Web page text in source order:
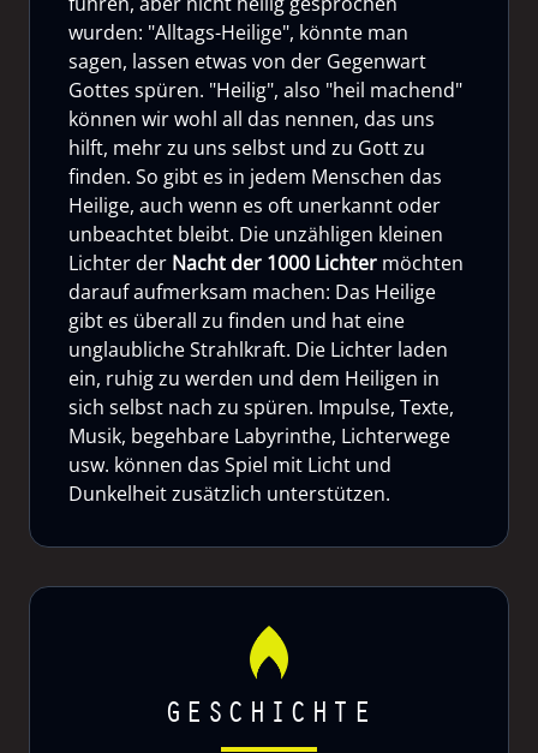
wurden: "Alltags-Heilige", könnte man
sagen, lassen etwas von der Gegenwart
Gottes spüren. "Heilig", also "heil machend"
können wir wohl all das nennen, das uns
hilft, mehr zu uns selbst und zu Gott zu
finden. So gibt es in jedem Menschen das
Heilige, auch wenn es oft unerkannt oder
unbeachtet bleibt. Die unzähligen kleinen
Lichter der Nacht der 1000 Lichter möchten
darauf aufmerksam machen: Das Heilige
gibt es überall zu finden und hat eine
unglaubliche Strahlkraft. Die Lichter laden
ein, ruhig zu werden und dem Heiligen in
sich selbst nach zu spüren. Impulse, Texte,
Musik, begehbare Labyrinthe, Lichterwege
usw. können das Spiel mit Licht und
Dunkelheit zusätzlich unterstützen.
GESCHICHTE